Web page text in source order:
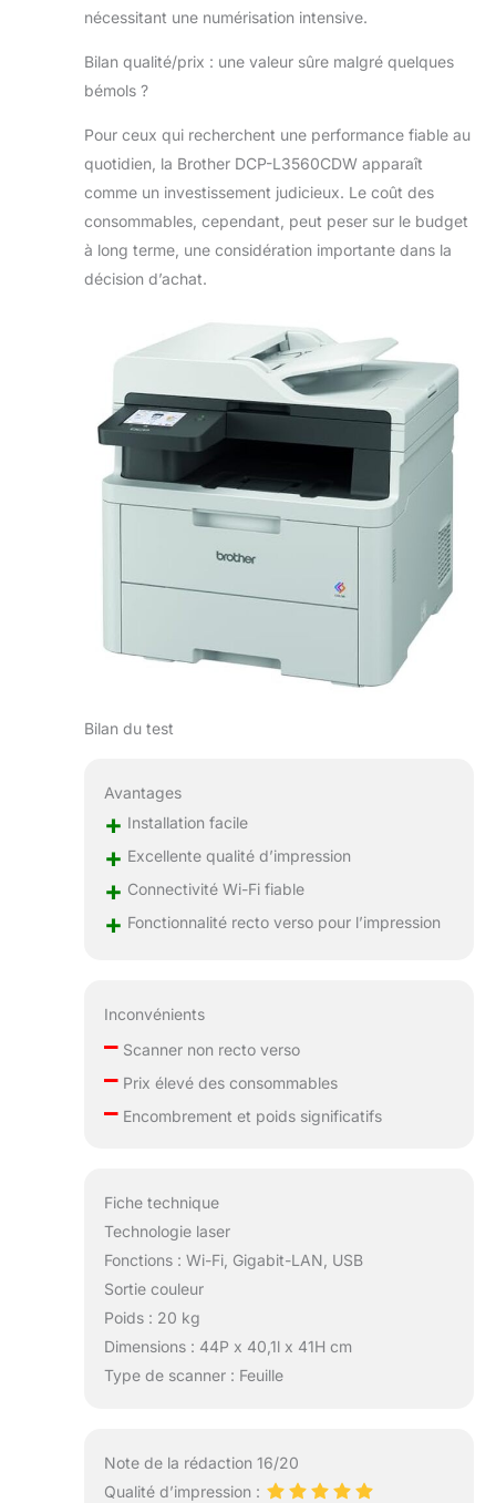
nécessitant une numérisation intensive.
Bilan qualité/prix : une valeur sûre malgré quelques
bémols ?
Pour ceux qui recherchent une performance fiable au
quotidien, la Brother DCP-L3560CDW apparaît
comme un investissement judicieux. Le coût des
consommables, cependant, peut peser sur le budget
à long terme, une considération importante dans la
décision d’achat.
Bilan du test
Avantages
+ Installation facile
+ Excellente qualité d’impression
+ Connectivité Wi-Fi fiable
+ Fonctionnalité recto verso pour l’impression
Inconvénients
–Scanner non recto verso
–Prix élevé des consommables
–Encombrement et poids significatifs
Fiche technique
Technologie laser
Fonctions : Wi-Fi, Gigabit-LAN, USB
Sortie couleur
Poids : 20 kg
Dimensions : 44P x 40,1l x 41H cm
Type de scanner : Feuille
Note de la rédaction 16/20
Qualité d’impression :